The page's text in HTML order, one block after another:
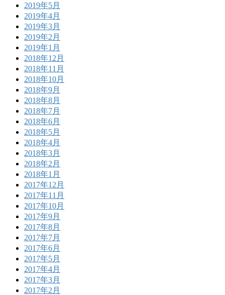
2019年5月
2019年4月
2019年3月
2019年2月
2019年1月
2018年12月
2018年11月
2018年10月
2018年9月
2018年8月
2018年7月
2018年6月
2018年5月
2018年4月
2018年3月
2018年2月
2018年1月
2017年12月
2017年11月
2017年10月
2017年9月
2017年8月
2017年7月
2017年6月
2017年5月
2017年4月
2017年3月
2017年2月